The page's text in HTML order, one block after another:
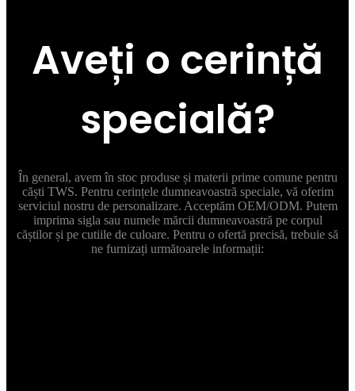
Aveți o cerință
specială?
În general, avem în stoc produse și materii prime comune pentru
căști TWS. Pentru cerințele dumneavoastră speciale, vă oferim
serviciul nostru de personalizare. Acceptăm OEM/ODM. Putem
imprima sigla sau numele mărcii dumneavoastră pe corpul
căștilor și pe cutiile de culoare. Pentru o ofertă precisă, trebuie să
ne furnizați următoarele informații: